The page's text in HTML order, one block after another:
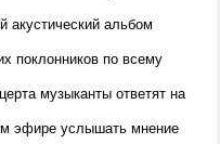
акустический альбом
поклонников по всему
музыканты ответят на
эфире услышать мнение